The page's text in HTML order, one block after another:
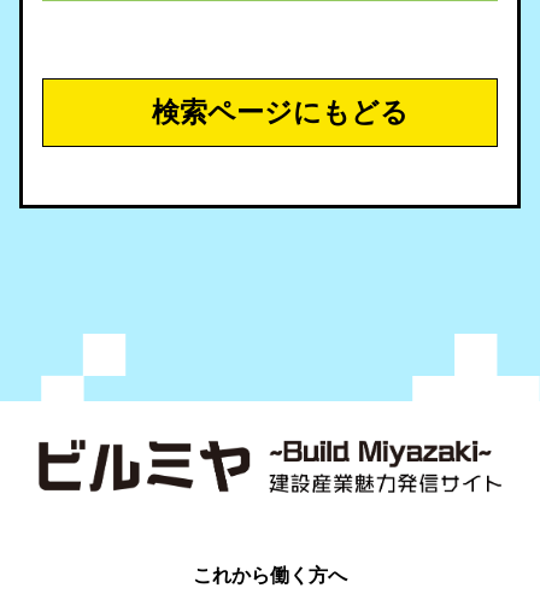
検索ページにもどる
これから働く方へ